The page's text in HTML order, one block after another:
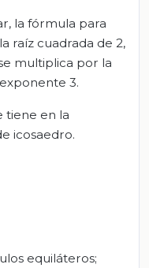
la fórmula para
raíz cuadrada de 2,
multiplica por la
3.
tiene en la
icosaedro.
equiláteros;